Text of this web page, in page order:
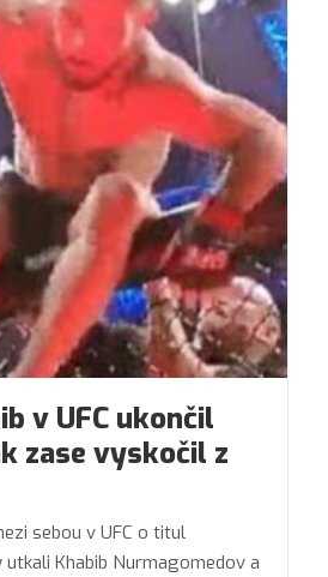
v UFC ukončil
zase vyskočil z
sebou v UFC o titul
utkali Khabib Nurmagomedov a